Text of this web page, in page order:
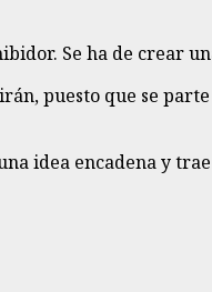
Se ha de crear
puesto que se
idea encadena y